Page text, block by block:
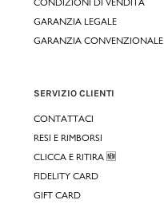
CONDIZIONI DI VENDITA
GARANZIA LEGALE
GARANZIA CONVENZIONALE
SERVIZIO CLIENTI
CONTATTACI
RESI E RIMBORSI
CLICCA E RITIRA 🆕
FIDELITY CARD
GIFT CARD